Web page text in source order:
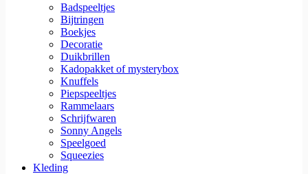
Badspeeltjes
Bijtringen
Boekjes
Decoratie
Duikbrillen
Kadopakket of mysterybox
Knuffels
Piepspeeltjes
Rammelaars
Schrijfwaren
Sonny Angels
Speelgoed
Squeezies
Kleding